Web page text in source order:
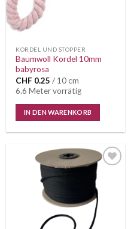
KORDEL UND STOPPER
Baumwoll Kordel 10mm
babyrosa
CHF 0.25 / 10 cm
6.6 Meter vorrätig
IN DEN WARENKORB
Auf die
Wunschliste